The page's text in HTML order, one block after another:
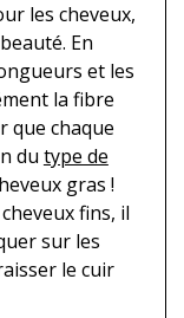
les cheveux,
En
et les
la fibre
que chaque
du type de
gras !
fins, il
sur les
le cuir